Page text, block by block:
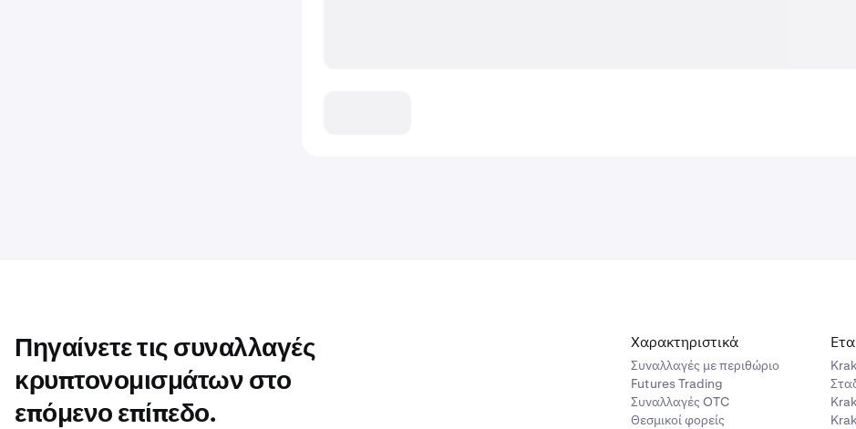
Πηγαίνετε τις συναλλαγές
κρυπτονομισμάτων στο
επόμενο επίπεδο.
Χαρακτηριστικά
Συναλλαγές με περιθώριο
Futures Trading
Συναλλαγές OTC
Θεσμικοί φορείς